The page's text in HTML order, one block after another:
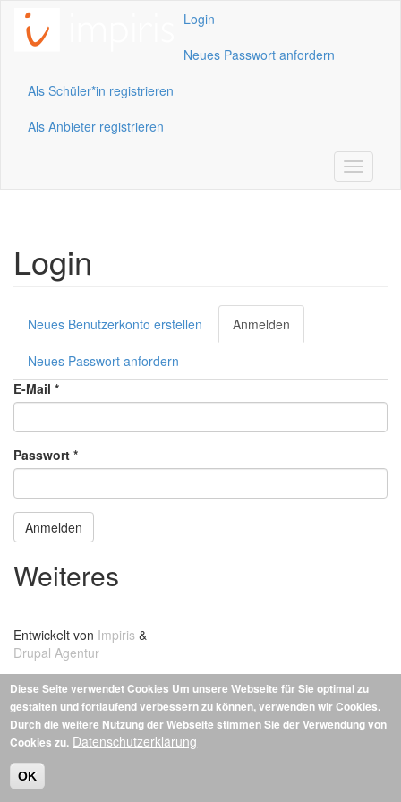
Direkt zum Inhalt
Login
Neues Passwort anfordern
Als Schüler*in registrieren
Als Anbieter registrieren
Toggle
Login
Haupt-Reiter
Neues Benutzerkonto erstellen Anmelden
Reiter)
Neues Passwort anfordern
E-Mail *
Passwort *
Anmelden
Weiteres
Entwickelt von Impiris &
Drupal Agentur
Diese Seite verwendet Cookies Um unsere Webseite für Sie optimal zu
gestalten und fortlaufend verbessern zu können, verwenden wir Cookies.
Durch die weitere Nutzung der Webseite stimmen Sie der Verwendung von
Cookies zu. Datenschutzerklärung
OK